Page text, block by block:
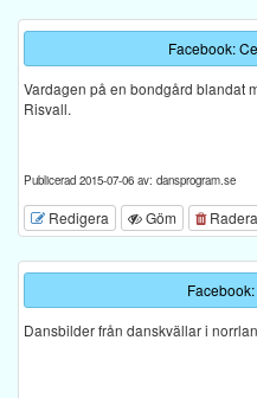
Facebook:
Vardagen på en bondgård blandat
Risvall.
Publicerad 2015-07-06 av: dansprogram.se
Redigera Göm Radera
Dansbilder från danskvällar i